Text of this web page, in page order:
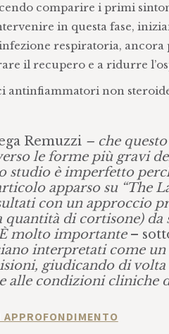
comparire i primi
in questa fase,
respiratoria,
il recupero e a ridurre
antinfiammatori non
Remuzzi– che
le forme più gravi
studio è imperfetto
apparso su “The
con un approccio
quantità di cortisone)
molto importante–
interpretati come
giudicando di
alle condizioni cliniche
APPROFONDIMENTO